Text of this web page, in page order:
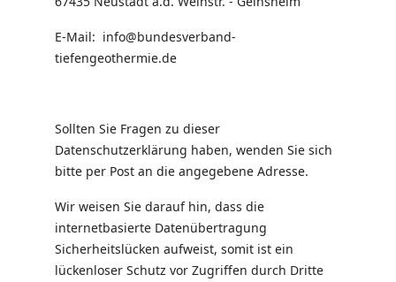
E-Mail: info@bundesverband-
tiefengeothermie.de
Sollten Sie Fragen zu dieser
Datenschutzerklärung haben, wenden Sie sich
bitte per Post an die angegebene Adresse.
Wir weisen Sie darauf hin, dass die
internetbasierte Datenübertragung
Sicherheitslücken aufweist, somit ist ein
lückenloser Schutz vor Zugriffen durch Dritte